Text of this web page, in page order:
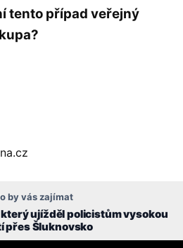
tento případ veřejný
by vás zajímat
ujížděl policistům vysokou
přes Šluknovsko